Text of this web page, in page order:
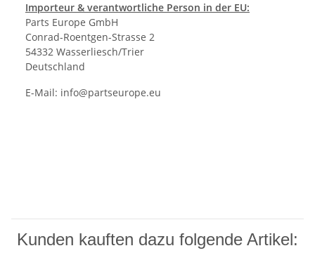
Importeur & verantwortliche Person in der EU:
Parts Europe GmbH
Conrad-Roentgen-Strasse 2
54332 Wasserliesch/Trier
Deutschland
E-Mail: info@partseurope.eu
Kunden kauften dazu folgende Artikel: